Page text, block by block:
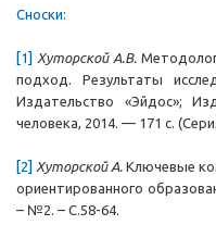
Сноски:
[1] Хуторской А.В.
подход. Результаты
Издательство «Эйдос»;
человека, 2014. — 171 с.
[2] Хуторской А. Ключевые
ориентированного
– №2. – С.58-64.